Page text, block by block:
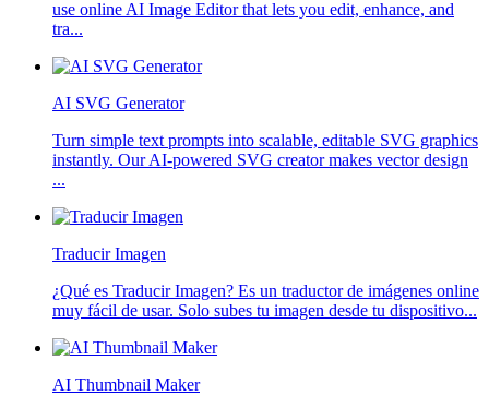
use online AI Image Editor that lets you edit, enhance, and
tra...
AI SVG Generator
Turn simple text prompts into scalable, editable SVG graphics
instantly. Our AI-powered SVG creator makes vector design
...
Traducir Imagen
¿Qué es Traducir Imagen? Es un traductor de imágenes online
muy fácil de usar. Solo subes tu imagen desde tu dispositivo...
AI Thumbnail Maker